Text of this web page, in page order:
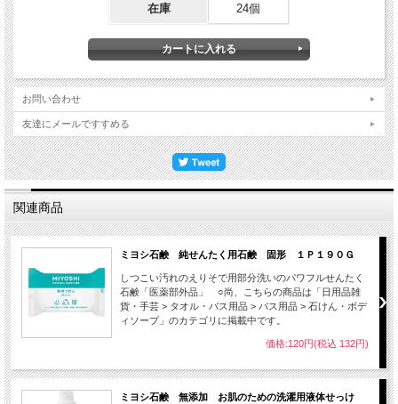
在庫 24個
お問い合わせ
友達にメールですすめる
関連商品
ミヨシ石鹸 純せんたく用石鹸 固形 １Ｐ１９０Ｇ
しつこい汚れのえりそで用部分洗いのパワフルせんたく
石鹸「医薬部外品」 ○尚、こちらの商品は「日用品雑
貨・手芸 > タオル・バス用品 > バス用品 > 石けん・ボデ
ィソープ」のカテゴリに掲載中です。
価格:120円(税込 132円)
ミヨシ石鹸 無添加 お肌のための洗濯用液体せっけ